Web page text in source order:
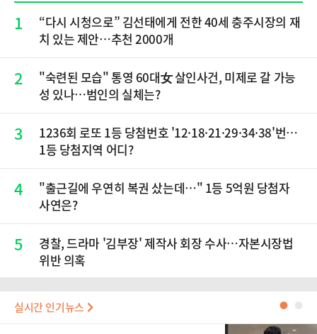
1
“다시 시청으로” 김선태에게 전한 40세 충주시장의 재
치 있는 제안…추천 2000개
2
"숙련된 모습" 통영 60대女 살인사건, 미제로 갈 가능
성 있나…범인의 실체는?
3
1236회 로또 1등 당첨번호 '12·18·21·29·34·38'번…
1등 당첨지역 어디?
4
"출근길에 우연히 복권 샀는데…" 1등 5억원 당첨자
사연은?
5
경찰, 드라마 '김부장' 제작사 회장 수사…자본시장법
위반 의혹
실시간 인기뉴스 ●